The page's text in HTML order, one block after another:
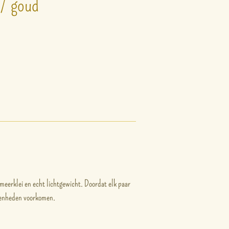
goud
en echt lichtgewicht. Doordat elk paar
voorkomen.